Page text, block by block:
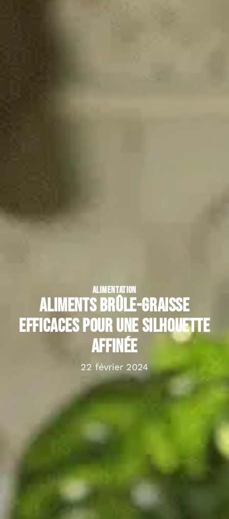
ALIMENTATION
Aliments brûle-graisse
efficaces pour une silhouette
affinée
22 février 2024